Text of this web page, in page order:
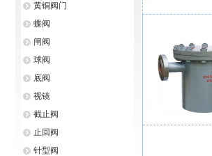
黄铜阀门
蝶阀
闸阀
球阀
底阀
视镜
截止阀
止回阀
针型阀